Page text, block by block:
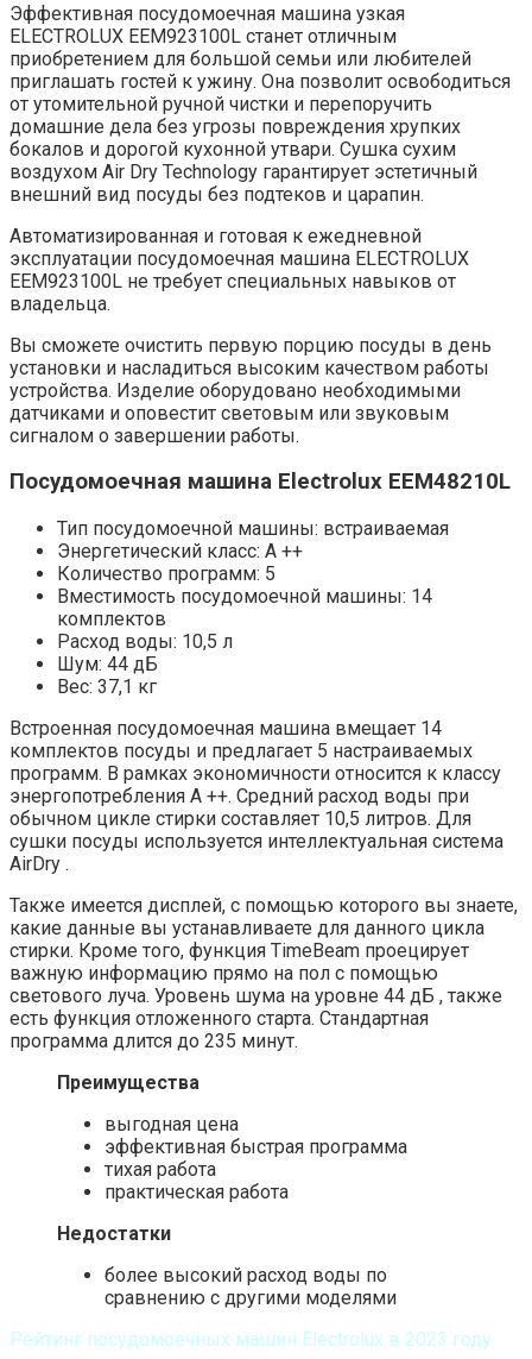
Эффективная посудомоечная машина узкая
ELECTROLUX EEM923100L станет отличным
приобретением для большой семьи или любителей
приглашать гостей к ужину. Она позволит освободиться
от утомительной ручной чистки и перепоручить
домашние дела без угрозы повреждения хрупких
бокалов и дорогой кухонной утвари. Сушка сухим
воздухом Air Dry Technology гарантирует эстетичный
внешний вид посуды без подтеков и царапин.
Автоматизированная и готовая к ежедневной
эксплуатации посудомоечная машина ELECTROLUX
EEM923100L не требует специальных навыков от
владельца.
Вы сможете очистить первую порцию посуды в день
установки и насладиться высоким качеством работы
устройства. Изделие оборудовано необходимыми
датчиками и оповестит световым или звуковым
сигналом о завершении работы.
Посудомоечная машина Electrolux EEM48210L
Тип посудомоечной машины: встраиваемая
Энергетический класс: А ++
Количество программ: 5
Вместимость посудомоечной машины: 14
комплектов
Расход воды: 10,5 л
Шум: 44 дБ
Вес: 37,1 кг
Встроенная посудомоечная машина вмещает 14
комплектов посуды и предлагает 5 настраиваемых
программ. В рамках экономичности относится к классу
энергопотребления А ++. Средний расход воды при
обычном цикле стирки составляет 10,5 литров. Для
сушки посуды используется интеллектуальная система
AirDry .
Также имеется дисплей, с помощью которого вы знаете,
какие данные вы устанавливаете для данного цикла
стирки. Кроме того, функция TimeBeam проецирует
важную информацию прямо на пол с помощью
светового луча. Уровень шума на уровне 44 дБ , также
есть функция отложенного старта. Стандартная
программа длится до 235 минут.
Преимущества
выгодная цена
эффективная быстрая программа
тихая работа
практическая работа
Недостатки
более высокий расход воды по
сравнению с другими моделями
Рейтинг посудомоечных машин Electrolux в 2023 году